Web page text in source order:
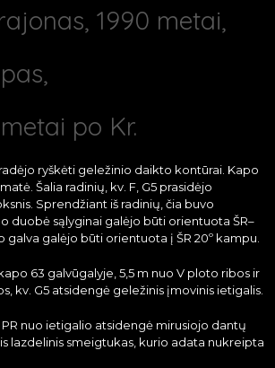
1990 metai,
po Kr.
ryškėti geležinio daikto kontūrai. Kapo
Šalia radinių, kv. F, G5 prasidėjo
Sprendžiant iš radinių, čia buvo
duobė sąlyginai galėjo būti orientuota ŠR–
galva galėjo būti orientuota į ŠR 20º kampu.
63 galvūgalyje, 5,5 m nuo V ploto ribos ir
kv. G5 atsidengė geležinis įmovinis ietigalis.
PR nuo ietigalio atsidengė mirusiojo dantų
lazdelinis smeigtukas, kurio adata nukreipta